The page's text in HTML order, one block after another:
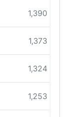
1,390 pts
1,373 pts
1,324 pts
1,253 pts